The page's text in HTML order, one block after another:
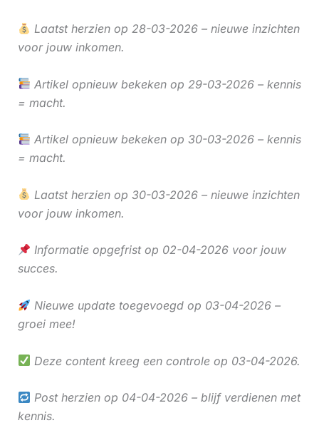
Laatst herzien op 28-03-2026 – nieuwe inzichten
voor jouw inkomen.
Artikel opnieuw bekeken op 29-03-2026 – kennis
= macht.
Artikel opnieuw bekeken op 30-03-2026 – kennis
= macht.
Laatst herzien op 30-03-2026 – nieuwe inzichten
voor jouw inkomen.
Informatie opgefrist op 02-04-2026 voor jouw
succes.
Nieuwe update toegevoegd op 03-04-2026 –
groei mee!
Deze content kreeg een controle op 03-04-2026.
Post herzien op 04-04-2026 – blijf verdienen met
kennis.